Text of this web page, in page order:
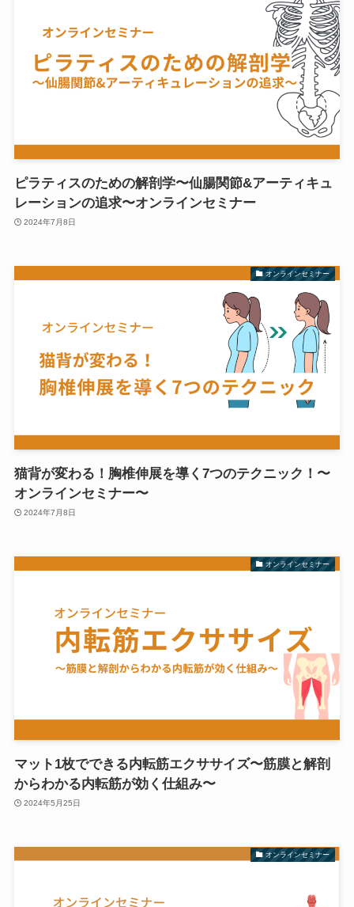
ピラティスのための解剖学〜仙腸関節&アーティキュ
レーションの追求〜オンラインセミナー
2024年7月8日
オンラインセミナー
猫背が変わる！胸椎伸展を導く7つのテクニック！〜
オンラインセミナー〜
2024年7月8日
オンラインセミナー
マット1枚でできる内転筋エクササイズ〜筋膜と解剖
からわかる内転筋が効く仕組み〜
2024年5月25日
オンラインセミナー